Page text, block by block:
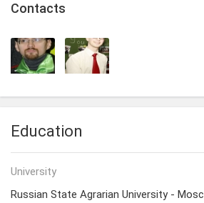
Сontacts
Education
University
Russian State Agrarian University -